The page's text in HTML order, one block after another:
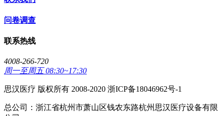
问卷调查
联系热线
4008-266-720
周一至周五 08:30~17:30
思汉医疗 版权所有 2008-2020 浙ICP备18046962号-1
总公司：浙江省杭州市萧山区钱农东路杭州思汉医疗设备有限